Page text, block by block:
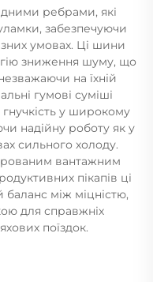
ребрами, які
забезпечуючи
умовах. Ці шини
зниження шуму, що
на їхній
гумові суміші
у широкому
надійну роботу як у
сильного холоду.
вантажним
пікапів ці
між міцністю,
для справжніх
поїздок.